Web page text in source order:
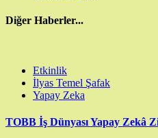
Diğer Haberler...
Etkinlik
İlyas Temel Şafak
Yapay Zeka
TOBB İş Dünyası Yapay Zekâ